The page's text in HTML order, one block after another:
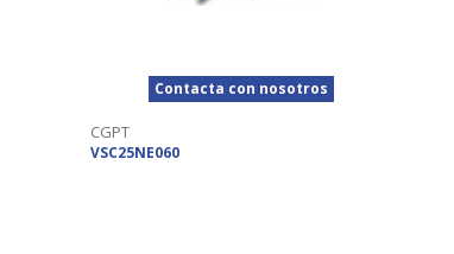
Contacta con nosotros
CGPT
VSC25NE060